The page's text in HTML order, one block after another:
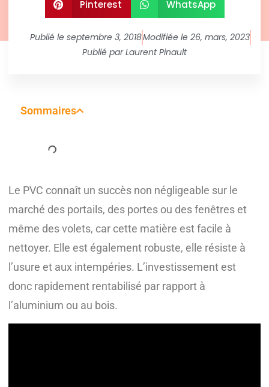
Pinterest WhatsApp
Publié le septembre 3, 2018Modifiée le 26, mars, 2023
Publié parLaurent Pinault
Sommaires
Le PVC connaît un succès non négligeable sur le
marché des portails, des portes ou des fenêtres et
même des volets, car cette matière est facile à
nettoyer. Elle est également robuste, elle résiste à
l’usure et aux intempéries. L’investissement est
donc rapidement rentabilisé par rapport à
l’aluminium ou au bois.